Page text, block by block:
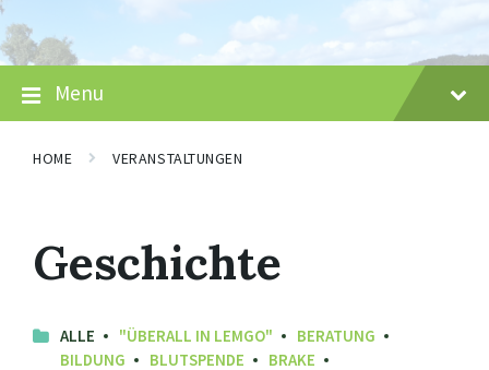
Skip
to
content
Skip
to
main
navigation
Skip
to
footer
Menu
HOME VERANSTALTUNGEN
Geschichte
ALLE "ÜBERALL IN LEMGO"
BERATUNG
BILDUNG
BLUTSPENDE
BRAKE